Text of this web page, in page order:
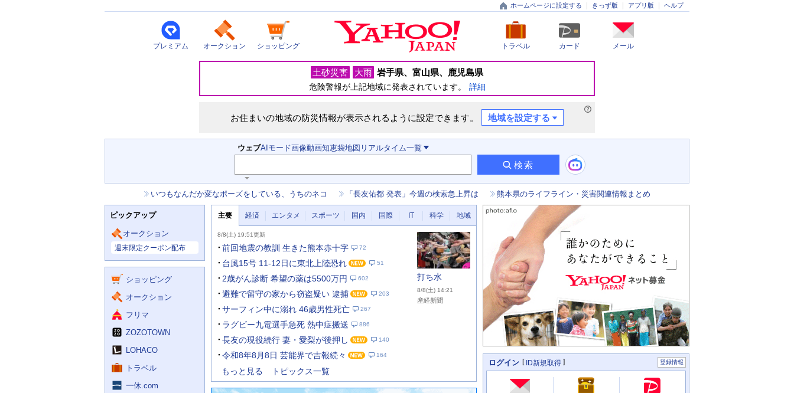
ホームページに設定する きっず版 アプリ版 ヘルプ
トラベル カード メール
プレミアム オークション ショッピング
災
土砂災害 大雨 岩手県 富山県 鹿児島県
危険警報が上記地域に発表されています。 詳細
お住まいの地域の防災情報が表示されるように設定できます。 地域を設定する
検
索
ウェブAIモード画像動画知恵袋地図 リアルタイム一覧
検索
ワ
ー
力
補
助
を
開
く
ら
せ
いつもなんだか変なポーズをしている、うちのネコ 「長友佑都 発表」今週の検索急上昇は 熊本県のライフライン・災害関連情報まとめ
ピックアップ
オークション
週末限定クーポン配布
サ
ビ
ショッピング
オークション
フリマ
ZOZOTOWN
LOHACO
トラベル
一休.com
ュ
ス
主要 経済 エンタメ スポーツ 国内 国際 IT 科学 地域
要
ニ
ー
8/8(土) 19:51更新
前回地震の教訓 生きた熊本赤十字 72
台風15号 11-12日に東北上陸恐れ 51
2歳がん診断 希望の薬は5500万円 602
避難で留守の家から窃盗疑い 逮捕 203
サーフィン中に溺れ 46歳男性死亡 267
ラグビー九電選手急死 熱中症搬送 886
長友の現役続行 妻・愛梨が後押し 140
令和8年8月8日 芸能界で吉報続々 164
打ち水
8/8(土) 14:21
産経新聞
もっと見る トピックス一覧
個
人
ログイン ID新規取得 登録情報
あ
た
の
ス